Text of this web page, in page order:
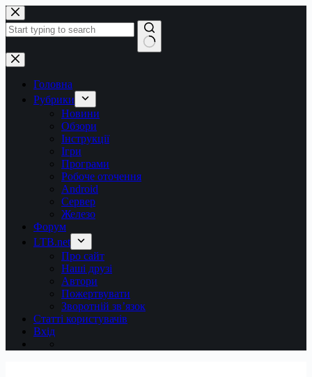
Перейти
до
вмісту
Немає
результатів
Головна
Рубрики
Новини
Обзори
Інструкції
Ігри
Програми
Робоче оточення
Android
Сервер
Железо
Форум
LTB.net
Про сайт
Наші друзі
Автори
Пожертвувати
Зворотній зв’язок
Статті користувачів
Вхід